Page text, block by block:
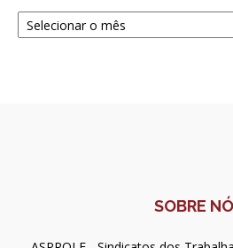
Navegue
SOBRE